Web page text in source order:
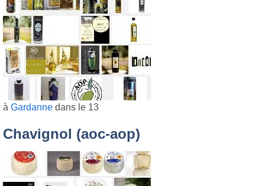
à Gardanne dans le 13
Chavignol (aoc-aop)